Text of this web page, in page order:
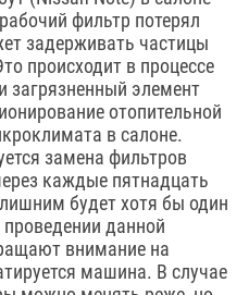
фильтр потерял
задерживать частицы
происходит в процессе
загрязненный элемент
отопительной
в салоне.
замена фильтров
каждые пятнадцать
будет хотя бы один
проведении данной
внимание на
машина. В случае